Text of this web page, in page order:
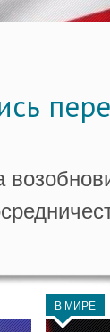
В МИРЕ